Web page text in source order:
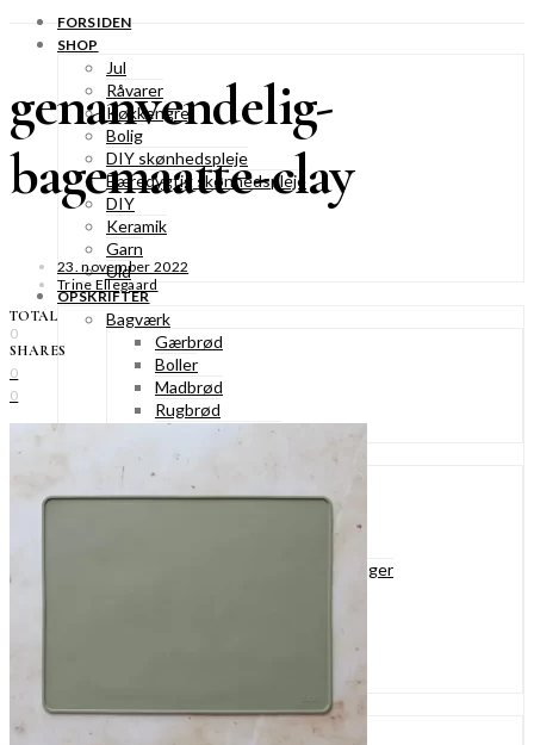
FORSIDEN
SHOP
Jul
Råvarer
Køkkengrej
Bolig
DIY skønhedspleje
Bæredygtig skønhedspleje
DIY
Keramik
Garn
Uld
OPSKRIFTER
Bagværk
Gærbrød
Boller
Madbrød
Rugbrød
Kiks & knækbrød
Skærekager
Gærkager & sammenlagte kager
Morgenmad
Granola & müesli
genanvendelig-
bagemaatte-clay
23. november 2022
Trine Ellegaard
TOTAL
0
SHARES
0
0